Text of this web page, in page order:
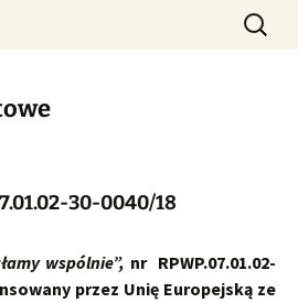
Pomocy
"SOS" w Środzie
prowadząca
Szukaj:
30-0040/18
wspólnie”, nr RPWP.07.01.02-
przez Unię Europejską ze